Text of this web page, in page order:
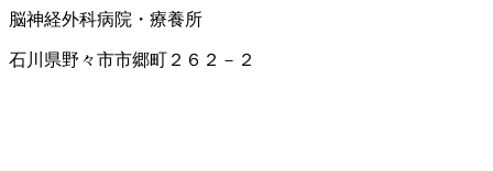
脳神経外科病院・療養所
石川県野々市市郷町２６２－２